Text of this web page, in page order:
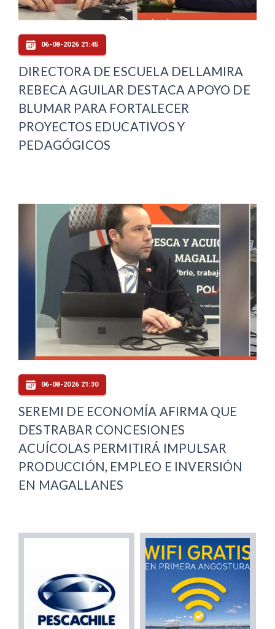
06-08-2026 21:45
DIRECTORA DE ESCUELA DELLAMIRA
REBECA AGUILAR DESTACA APOYO DE
BLUMAR PARA FORTALECER
PROYECTOS EDUCATIVOS Y
PEDAGÓGICOS
06-08-2026 21:30
SEREMI DE ECONOMÍA AFIRMA QUE
DESTRABAR CONCESIONES
ACUÍCOLAS PERMITIRÁ IMPULSAR
PRODUCCIÓN, EMPLEO E INVERSIÓN
EN MAGALLANES